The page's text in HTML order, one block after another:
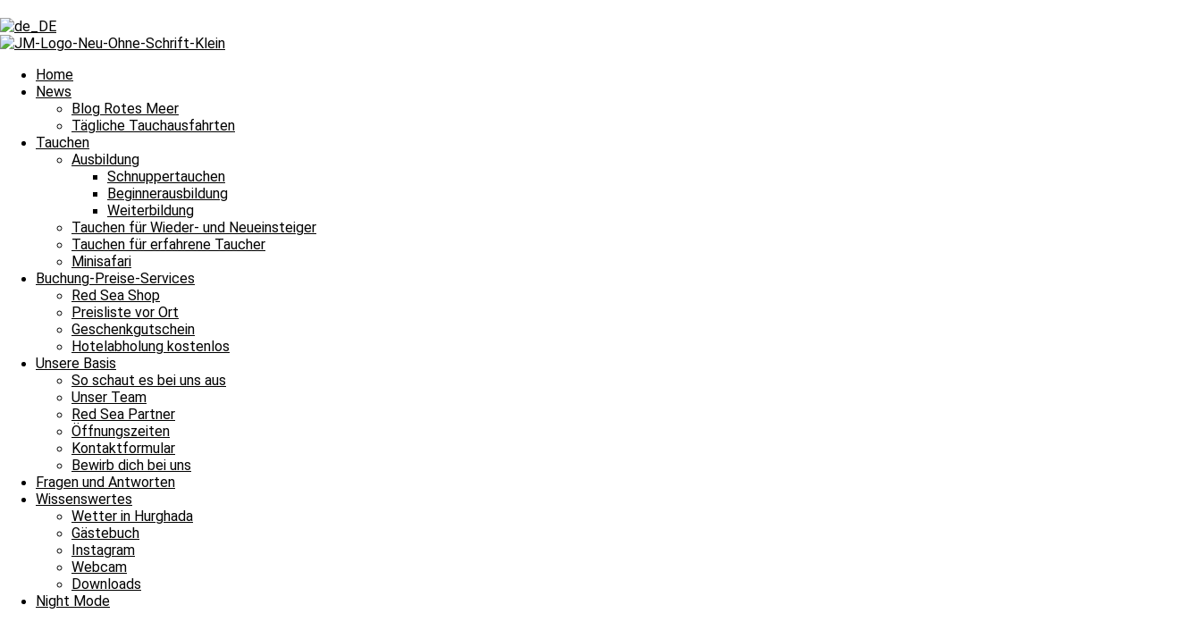
Home
News
Blog Rotes Meer
Tägliche Tauchausfahrten
Tauchen
Ausbildung
Schnuppertauchen
Beginnerausbildung
Weiterbildung
Tauchen für Wieder- und Neueinsteiger
Tauchen für erfahrene Taucher
Minisafari
Buchung-Preise-Services
Red Sea Shop
Preisliste vor Ort
Geschenkgutschein
Hotelabholung kostenlos
Unsere Basis
So schaut es bei uns aus
Unser Team
Red Sea Partner
Öffnungszeiten
Kontaktformular
Bewirb dich bei uns
Fragen und Antworten
Wissenswertes
Wetter in Hurghada
Gästebuch
Instagram
Webcam
Downloads
Night Mode
Schlagwort: Safaga
Schlagwort: Safaga
Tägliche Tauchausfahrten
Andächtige Tauchgänge an der Salem Express
Bitte einmal aktualisieren, um den Inhalt richtig anzuzeigen Andächtige Tauchgänge an der Salem Express und damit heißt es: Leinen los
Weiterlesen »
23. September 2025Keine Kommentare
Tägliche Tauchausfahrten
Drop Offs erkunden im schönen Süden
Bitte einmal aktualisieren, um den Inhalt richtig anzuzeigen Drop Offs erkunden im schönen Süden und damit heißt es Leinen los
Weiterlesen »
28. Juni 2025Keine Kommentare
Tägliche Tauchausfahrten
Zurück von einer schönen Minisafari im Süden
Bitte einmal aktualisieren, um den Inhalt richtig anzuzeigen Zurück von einer schönen Minisafari im Süden und damit heißt es Leinen
Weiterlesen »
11. Oktober 2024Keine Kommentare
Tägliche Tauchausfahrten
Herrliches Tauchwetter zum Wochenstart